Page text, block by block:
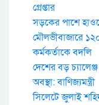
গ্রেপ্তার
সড়কের পাশে
মৌলভীবাজারে
কর্মকর্তাকে বদলি
দেশের বড়
অবস্থা: বাণিজ্যমন্ত্রী
সিলেটে জুলাই